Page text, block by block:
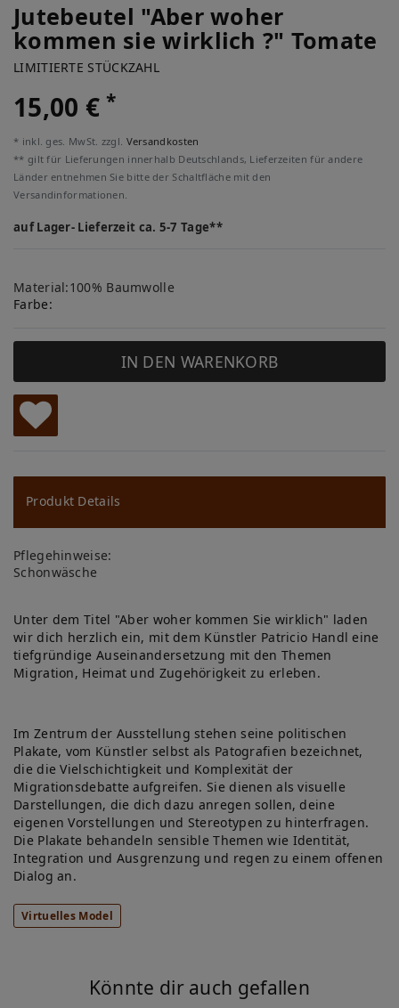
Jutebeutel "Aber woher
kommen sie wirklich ?" Tomate
LIMITIERTE STÜCKZAHL
15,00 €*
* inkl. ges. MwSt. zzgl. Versandkosten
** gilt für Lieferungen innerhalb Deutschlands, Lieferzeiten für andere
Länder entnehmen Sie bitte der Schaltfläche mit den
Versandinformationen.
auf Lager- Lieferzeit ca. 5-7 Tage**
Material:100% Baumwolle
Farbe:
IN DEN WARENKORB
W
u
ns
ch
lis
te
Produkt Details
Pflegehinweise:
Schonwäsche
Unter dem Titel "Aber woher kommen Sie wirklich" laden
wir dich herzlich ein, mit dem Künstler Patricio Handl eine
tiefgründige Auseinandersetzung mit den Themen
Migration, Heimat und Zugehörigkeit zu erleben.
Im Zentrum der Ausstellung stehen seine politischen
Plakate, vom Künstler selbst als Patografien bezeichnet,
die die Vielschichtigkeit und Komplexität der
Migrationsdebatte aufgreifen. Sie dienen als visuelle
Darstellungen, die dich dazu anregen sollen, deine
eigenen Vorstellungen und Stereotypen zu hinterfragen.
Die Plakate behandeln sensible Themen wie Identität,
Integration und Ausgrenzung und regen zu einem offenen
Dialog an.
Virtuelles Model
Könnte dir auch gefallen